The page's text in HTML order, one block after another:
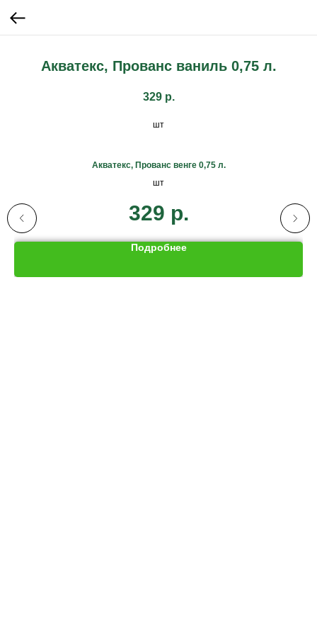
Акватекс, Прованс ваниль 0,75 л.
329 р.
шт
Акватекс, Прованс венге 0,75 л.
шт
329 р.
Подробнее